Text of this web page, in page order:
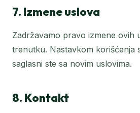
7. Izmene uslova
Zadržavamo pravo izmene ovih
trenutku. Nastavkom korišćenja
saglasni ste sa novim uslovima.
8. Kontakt